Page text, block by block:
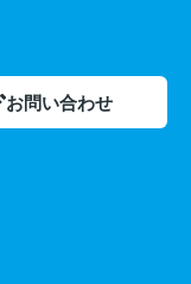
お問い合わせ